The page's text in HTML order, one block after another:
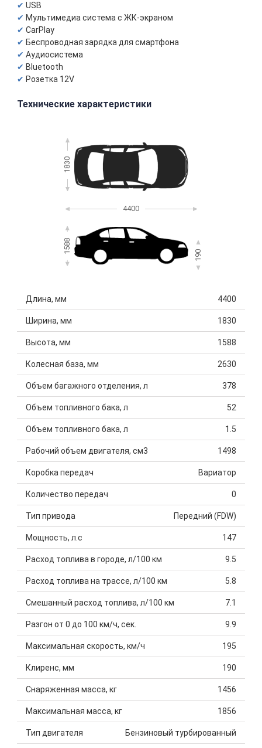
USB
Мультимедиа система с ЖК-экраном
CarPlay
Беспроводная зарядка для смартфона
Аудиосистема
Bluetooth
Розетка 12V
Технические характеристики
1830
4400
1588
190
Длина, мм 4400
Ширина, мм 1830
Высота, мм 1588
Колесная база, мм 2630
Объем багажного отделения, л 378
Объем топливного бака, л 52
Объем топливного бака, л 1.5
Рабочий объем двигателя, см3 1498
Коробка передач Вариатор
Количество передач 0
Тип привода Передний (FDW)
Мощность, л.с 147
Расход топлива в городе, л/100 км 9.5
Расход топлива на трассе, л/100 км 5.8
Смешанный расход топлива, л/100 км 7.1
Разгон от 0 до 100 км/ч, сек. 9.9
Максимальная скорость, км/ч 195
Клиренс, мм 190
Снаряженная масса, кг 1456
Максимальная масса, кг 1856
Тип двигателя Бензиновый турбированный